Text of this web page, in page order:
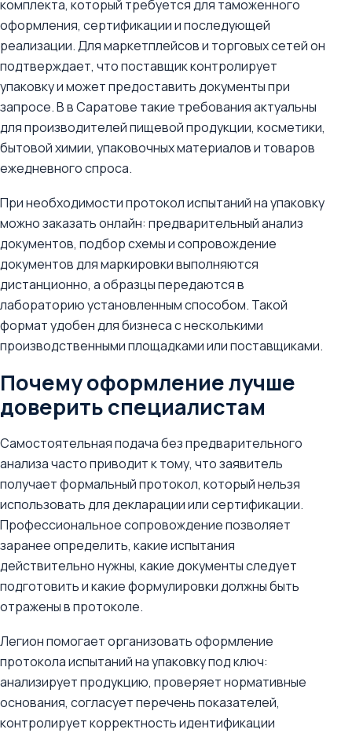
комплекта, который требуется для таможенного
оформления, сертификации и последующей
реализации. Для маркетплейсов и торговых сетей он
подтверждает, что поставщик контролирует
упаковку и может предоставить документы при
запросе. В в Саратове такие требования актуальны
для производителей пищевой продукции, косметики,
бытовой химии, упаковочных материалов и товаров
ежедневного спроса.
При необходимости протокол испытаний на упаковку
можно заказать онлайн: предварительный анализ
документов, подбор схемы и сопровождение
документов для маркировки выполняются
дистанционно, а образцы передаются в
лабораторию установленным способом. Такой
формат удобен для бизнеса с несколькими
производственными площадками или поставщиками.
Почему оформление лучше
доверить специалистам
Самостоятельная подача без предварительного
анализа часто приводит к тому, что заявитель
получает формальный протокол, который нельзя
использовать для декларации или сертификации.
Профессиональное сопровождение позволяет
заранее определить, какие испытания
действительно нужны, какие документы следует
подготовить и какие формулировки должны быть
отражены в протоколе.
Легион помогает организовать оформление
протокола испытаний на упаковку под ключ:
анализирует продукцию, проверяет нормативные
основания, согласует перечень показателей,
контролирует корректность идентификации